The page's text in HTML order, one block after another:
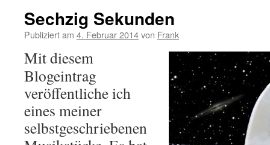
Sechzig Sekunden
Publiziert am 4. Februar 2014von Frank
Mit diesem
Blogeintrag
veröffentliche ich
eines meiner
selbstgeschriebenen